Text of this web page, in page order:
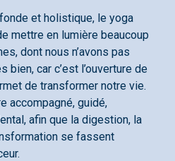
et holistique, le yoga
mettre en lumière beaucoup
dont nous n’avons pas
bien, car c’est l’ouverture de
de transformer notre vie.
accompagné, guidé,
afin que la digestion, la
se fassent